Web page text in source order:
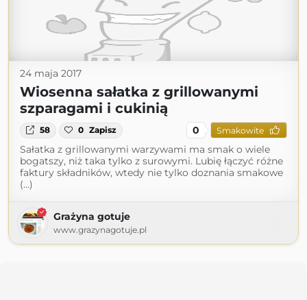
24 maja 2017
Wiosenna sałatka z grillowanymi
szparagami i cukinią
58 0 Zapisz 0 Smakowite
Sałatka z grillowanymi warzywami ma smak o wiele
bogatszy, niż taka tylko z surowymi. Lubię łączyć różne
faktury składników, wtedy nie tylko doznania smakowe
(...)
Grażyna gotuje
www.grazynagotuje.pl